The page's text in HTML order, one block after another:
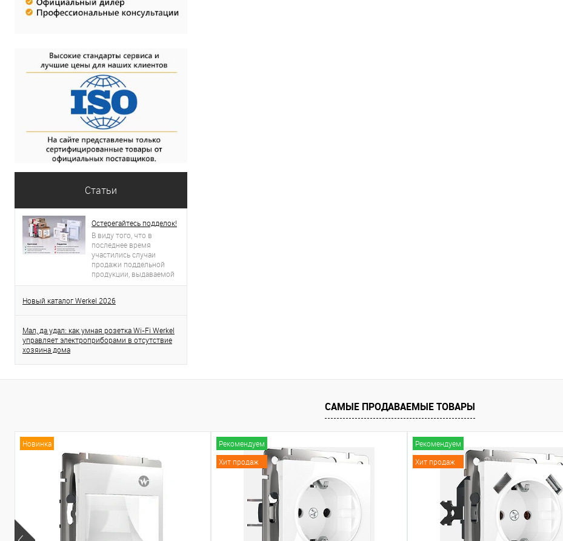
Статьи
Остерегайтесь подделок!
В виду того, что в
последнее время
участились случаи
продажи поддельной
продукции, выдаваемой
за продукцию торговой
проявлять бдительность.
оригинальность
приобретенного товара.
Новый каталог Werkel 2026
Мал, да удал: как умная розетка Wi-Fi Werkel
управляет электроприборами в отсутствие
хозяина дома
САМЫЕ ПРОДАВАЕМЫЕ ТОВАРЫ
Новинка
Рекомендуем
Хит продаж
Рекомендуем
Хит продаж